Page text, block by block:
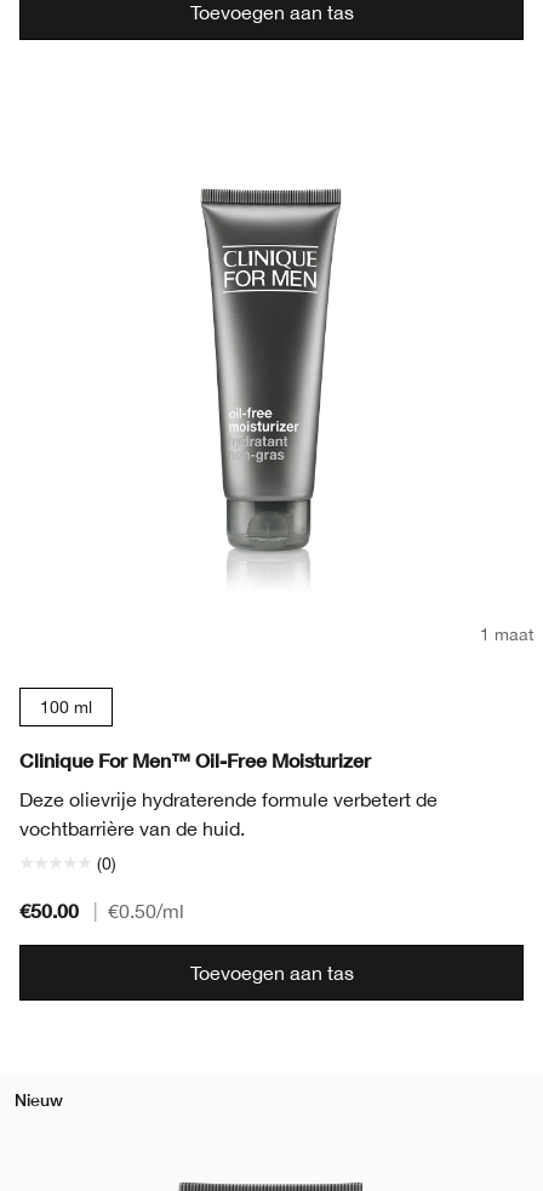
Toevoegen aan tas
1 maat
100 ml
Clinique For Men™ Oil-Free Moisturizer
Deze olievrije hydraterende formule verbetert de
vochtbarrière van de huid.
(0)
€50.00 €0.50/ml
Toevoegen aan tas
Nieuw